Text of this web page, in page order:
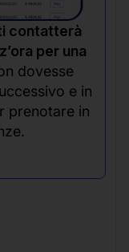
contatterà
per una
dovesse
e in
prenotare in